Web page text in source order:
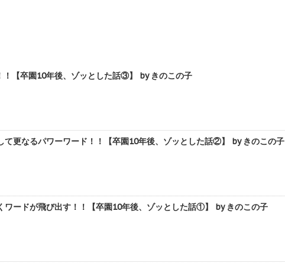
【卒園10年後、ゾッとした話③】 by きのこの子
更なるパワーワード！！【卒園10年後、ゾッとした話②】 by きのこの子
ードが飛び出す！！【卒園10年後、ゾッとした話①】 by きのこの子